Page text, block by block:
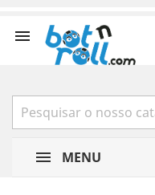

MENU